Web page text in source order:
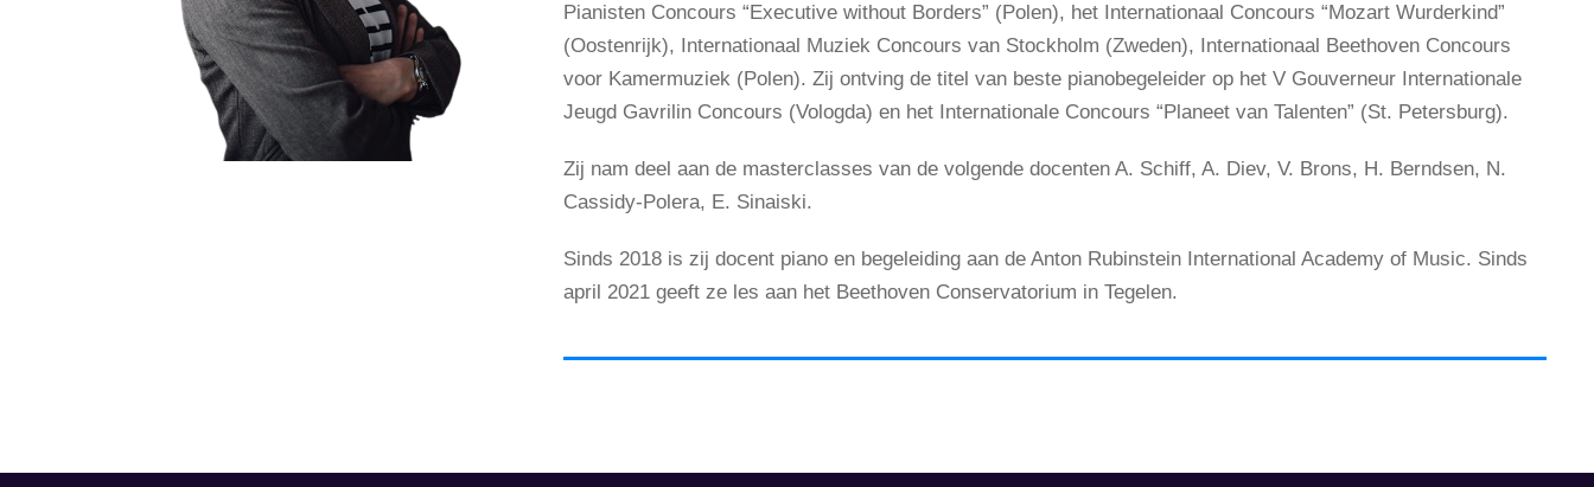
Pianisten Concours “Executive without Borders” (Polen), het Internationaal Concours “Mozart Wurderkind”
(Oostenrijk), Internationaal Muziek Concours van Stockholm (Zweden), Internationaal Beethoven Concours
voor Kamermuziek (Polen). Zij ontving de titel van beste pianobegeleider op het V Gouverneur Internationale
Jeugd Gavrilin Concours (Vologda) en het Internationale Concours “Planeet van Talenten” (St. Petersburg).
Zij nam deel aan de masterclasses van de volgende docenten A. Schiff, A. Diev, V. Brons, H. Berndsen, N.
Cassidy-Polera, E. Sinaiski.
Sinds 2018 is zij docent piano en begeleiding aan de Anton Rubinstein International Academy of Music. Sinds
april 2021 geeft ze les aan het Beethoven Conservatorium in Tegelen.